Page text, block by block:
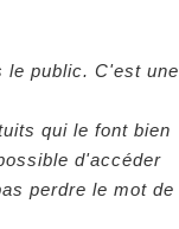
le public. C'est une
qui le font bien
d'accéder
perdre le mot de